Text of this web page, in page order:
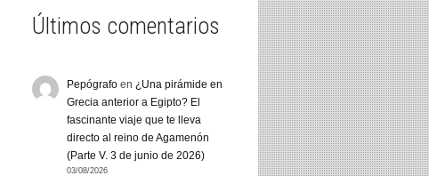
Últimos comentarios
Pepógrafo en¿Una pirámide en
Grecia anterior a Egipto? El
fascinante viaje que te lleva
directo al reino de Agamenón
(Parte V. 3 de junio de 2026)
03/08/2026